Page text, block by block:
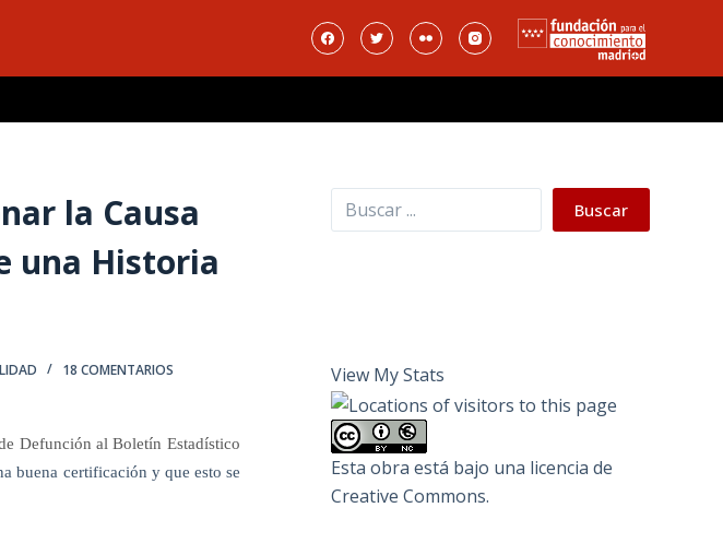
la Causa
una Historia
18 COMENTARIOS
Defunción al Boletín Estadístico
buena certificación y que esto se
Buscar Buscar
View My Stats
Esta obra está bajo una licencia de
Creative Commons.